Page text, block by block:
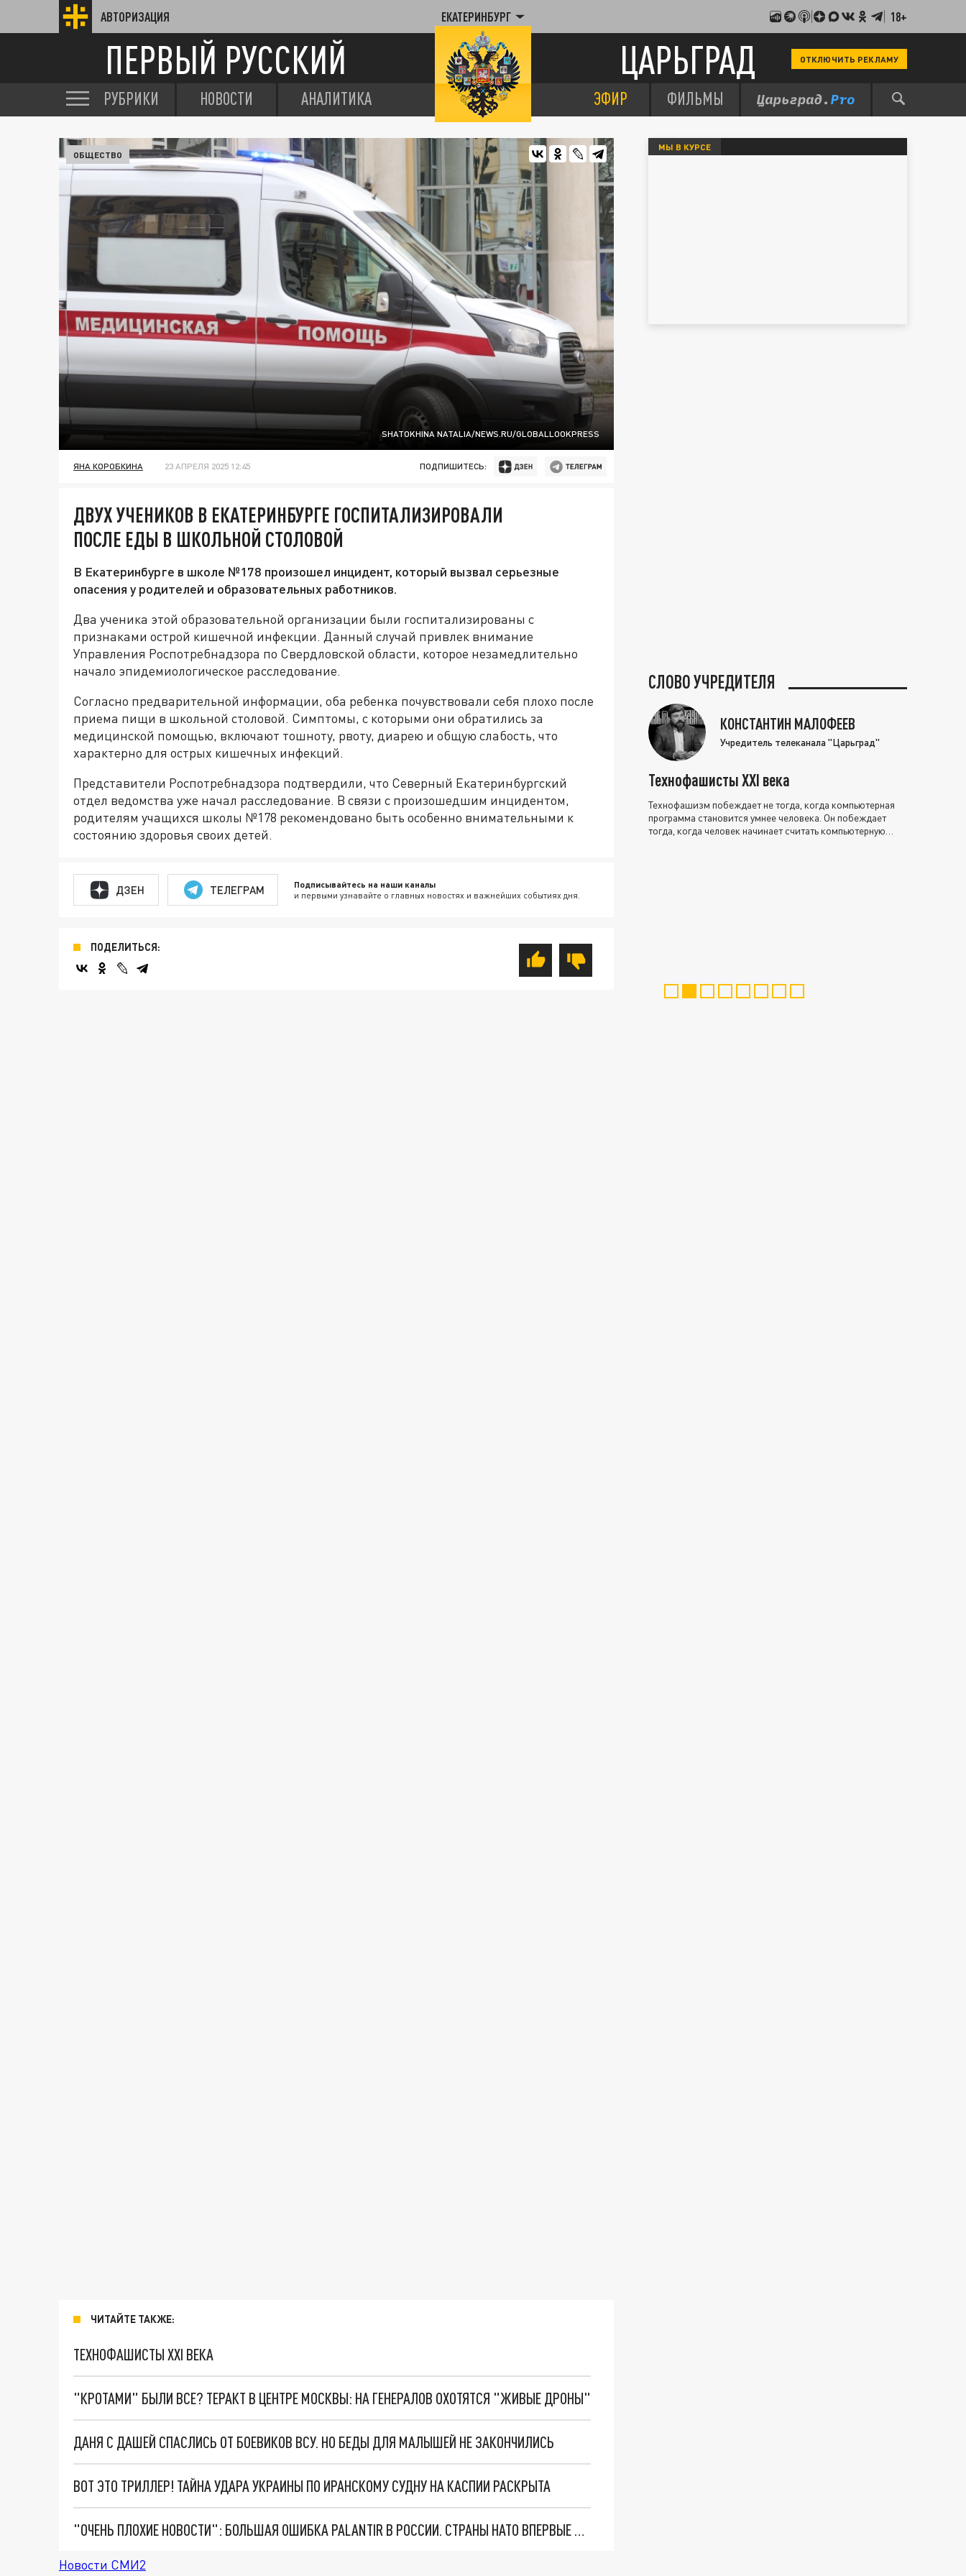
АВТОРИЗАЦИЯ ЕКАТЕРИНБУРГ 18+
ПЕРВЫЙ РУССКИЙ ЦАРЬГРАД ОТКЛЮЧИТЬ РЕКЛАМУ
РУБРИКИ НОВОСТИ АНАЛИТИКА ЭФИР ФИЛЬМЫ
SHATOKHINA NATALIA/NEWS.RU/GLOBALLOOKPRESS
ОБЩЕСТВО
ЯНА КОРОБКИНА 23 АПРЕЛЯ 2025 12:45 ПОДПИШИТЕСЬ:
ДВУХ УЧЕНИКОВ В ЕКАТЕРИНБУРГЕ ГОСПИТАЛИЗИРОВАЛИ
ПОСЛЕ ЕДЫ В ШКОЛЬНОЙ СТОЛОВОЙ
В Екатеринбурге в школе №178 произошел инцидент, который вызвал серьезные
опасения у родителей и образовательных работников.
Два ученика этой образовательной организации были госпитализированы с
признаками острой кишечной инфекции. Данный случай привлек внимание
Управления Роспотребнадзора по Свердловской области, которое незамедлительно
начало эпидемиологическое расследование.
Согласно предварительной информации, оба ребенка почувствовали себя плохо после
приема пищи в школьной столовой. Симптомы, с которыми они обратились за
медицинской помощью, включают тошноту, рвоту, диарею и общую слабость, что
характерно для острых кишечных инфекций.
Представители Роспотребнадзора подтвердили, что Северный Екатеринбургский
отдел ведомства уже начал расследование. В связи с произошедшим инцидентом,
родителям учащихся школы №178 рекомендовано быть особенно внимательными к
состоянию здоровья своих детей.
ДЗЕН ТЕЛЕГРАМ Подписывайтесь на наши каналы
и первыми узнавайте о главных новостях и важнейших событиях дня.
ПОДЕЛИТЬСЯ:
ЧИТАЙТЕ ТАКЖЕ:
ТЕХНОФАШИСТЫ XXI ВЕКА
"КРОТАМИ" БЫЛИ ВСЕ? ТЕРАКТ В ЦЕНТРЕ МОСКВЫ: НА ГЕНЕРАЛОВ ОХОТЯТСЯ "ЖИВЫЕ ДРОНЫ"
ДАНЯ С ДАШЕЙ СПАСЛИСЬ ОТ БОЕВИКОВ ВСУ. НО БЕДЫ ДЛЯ МАЛЫШЕЙ НЕ ЗАКОНЧИЛИСЬ
ВОТ ЭТО ТРИЛЛЕР! ТАЙНА УДАРА УКРАИНЫ ПО ИРАНСКОМУ СУДНУ НА КАСПИИ РАСКРЫТА
"ОЧЕНЬ ПЛОХИЕ НОВОСТИ": БОЛЬШАЯ ОШИБКА PALANTIR В РОССИИ. СТРАНЫ НАТО ВПЕРВЫЕ ЗА СВО ОСТАНОВИЛИ ПОСТАВКИ ОРУЖИЯ. ВСУ ТЕРЯЮТ ПРИГРАНИЧЬЕ?
Новости СМИ2
МЫ В КУРСЕ
СЛОВО УЧРЕДИТЕЛЯ
КОНСТАНТИН МАЛОФЕЕВ
Учредитель телеканала "Царьград"
Технофашисты XXI века
Технофашизм побеждает не тогда, когда компьютерная
программа становится умнее человека. Он побеждает
тогда, когда человек начинает считать компьютерную